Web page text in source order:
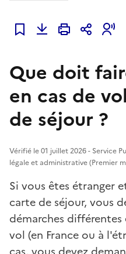
Ajouter à mes favoris
Que doit
en cas de
de séjour ?
Vérifié le 01 juillet 2026 - Service
légale et administrative (Premier
Si vous êtes étranger
carte de séjour, vous
démarches
vol (en France ou à